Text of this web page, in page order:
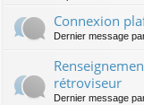
Connexion
Dernier message
rétroviseur
Dernier message